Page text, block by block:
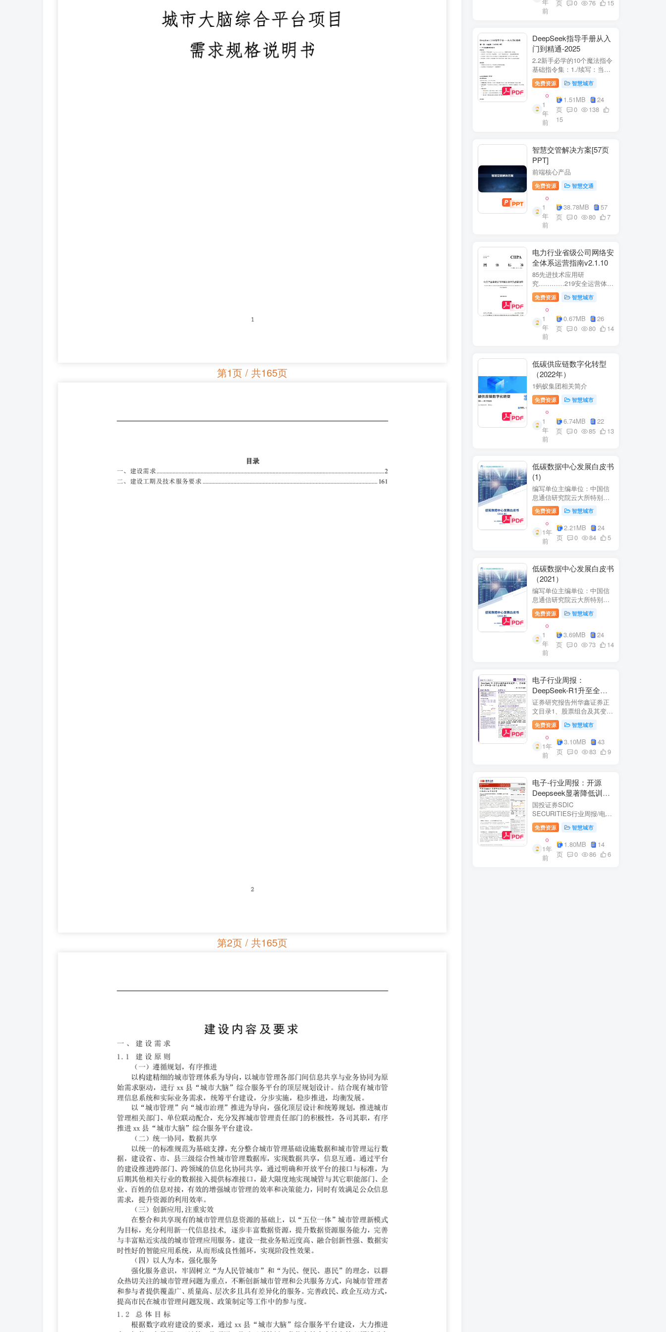
第1页 / 共165页
第2页 / 共165页
+医疗企业案例分析5中国互
联网+医疗...
年
前
页 0 76 15
DeepSeek指导手册从入
门到精通-2025
2.2新手必学的10个魔法指令
基础指令集：1./续写：当回
答中断时自动继续生成2./简
化：将复杂内容转换成大白
话3./示例：要求展示实际案
例（特别是写代码时）4./步
骤：让AI分步骤指导操作流
程5./检...
免费资源 智慧城市
1
年
前
1.51MB
24
页
0
138
15
智慧交管解决方案[57页
PPT]
前端核心产品
免费资源 智慧交通
1
年
前
38.78MB
57
页
0 80 7
电力行业省级公司网络安
全体系运营指南v2.1.10
85先进技术应用研
究…………219安全运营体
系……2291网络安全运
营..2292业务安全运
营.......249.3网络与业务安全
联动.·26
免费资源 智慧城市
1
年
前
0.67MB
26
页
0 80 14
低碳供应链数字化转型
（2022年）
1蚂蚁集团相关简介
免费资源 智慧城市
1
年
前
6.74MB
22
页
0 85 13
低碳数据中心发展白皮书
(1)
编写单位主编单位：中国信
息通信研究院云大所特别鸣
谢：百度、阿里巴巴、腾
讯、中金数据、秦淮数据、
万国数据、河北省凤凰谷零
碳发展研究院、绿色和平等
单位的大力支持。
免费资源 智慧城市
1年
前
2.21MB
24
页
0 84 5
低碳数据中心发展白皮书
（2021）
编写单位主编单位：中国信
息通信研究院云大所特别鸣
谢：百度、阿里巴巴、腾
讯、中金数据、秦准数据、
万国数据、河北省凤凰谷零
碳发展研究院、绿色和平等
单位的大力支持。
免费资源 智慧城市
1
年
前
3.69MB
24
页
0 73 14
电子行业周报：
DeepSeek-R1升至全球
风格控制类第一，宇树推
出人形机器人首个应用方
案
证券研究报告州华鑫证券正
文目录1、股票组合及其变
化.51.1、本周重点推荐及推
荐组...51.2、海外龙头一
览。62、周度行情分析及展
望.…82.1、周涨幅排行…
2.2、行业重点公司估值水平
免费资源 智慧城市
1年
前
3.10MB
43
页
0 83 9
电子-行业周报：开源
Deepseek显著降低训练
成本，关注推理与AI终端
进展
国投证券SDIC
SECURITIES行业周报/电于
目内容目录1.本周新闻一
览.42.行业数据跟踪.…62.1.
半导体：半导体行业：两大
收购事件来袭...62.2.SiC:8家
碳化硅相关企业完成融
免费资源 智慧城市
1年
前
1.80MB
14
页
0 86 6